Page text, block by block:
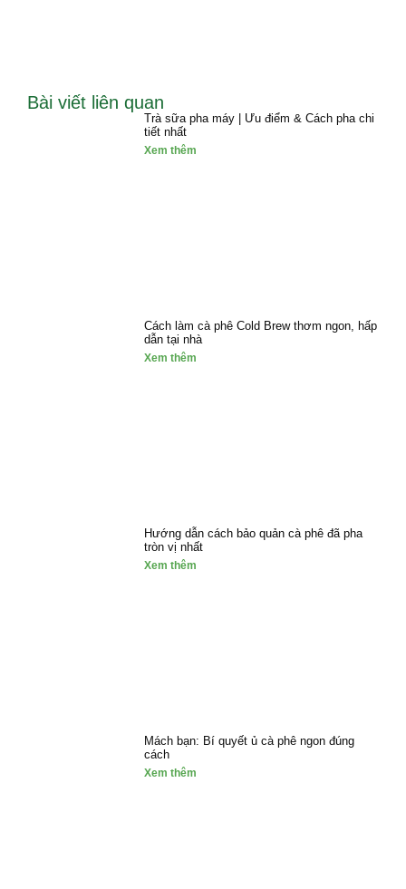
Bài viết liên quan
Trà sữa pha máy | Ưu điểm & Cách pha chi
tiết nhất
Xem thêm
Cách làm cà phê Cold Brew thơm ngon, hấp
dẫn tại nhà
Xem thêm
Hướng dẫn cách bảo quản cà phê đã pha
tròn vị nhất
Xem thêm
Mách bạn: Bí quyết ủ cà phê ngon đúng
cách
Xem thêm